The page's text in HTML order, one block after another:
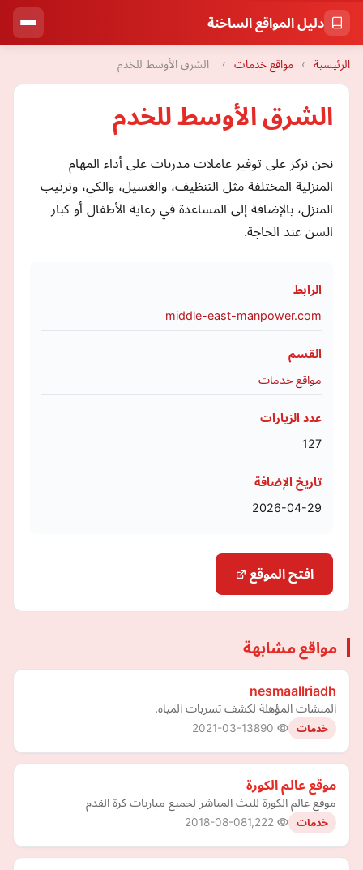
دليل المواقع الساخنة
الرئيسية › مواقع خدمات › الشرق الأوسط للخدم
الشرق الأوسط للخدم
نحن نركز على توفير عاملات مدربات على أداء المهام
المنزلية المختلفة مثل التنظيف، والغسيل، والكي، وترتيب
المنزل، بالإضافة إلى المساعدة في رعاية الأطفال أو كبار
السن عند الحاجة.
الرابط
middle-east-manpower.com
القسم
مواقع خدمات
عدد الزيارات
127
تاريخ الإضافة
2026-04-29
افتح الموقع
مواقع مشابهة
nesmaallriadh
المنشات المؤهلة لكشف تسربات المياه.
خدمات 2021-03-13
موقع عالم الكورة
موقع عالم الكورة للبث المباشر لجميع مباريات كرة القدم
خدمات 2018-08-08